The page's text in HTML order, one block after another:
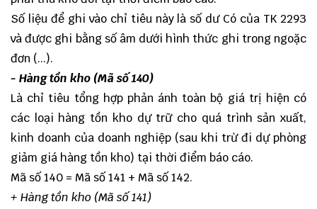
Số liệu để ghi vào chỉ tiêu này là số dư Có của TK 2293
và được ghi bằng số âm dưới hình thức ghi trong ngoặc
đơn (...).
- Hàng tồn kho (Mã số 140)
Là chỉ tiêu tổng hợp phản ánh toàn bộ giá trị hiện có
các loại hàng tồn kho dự trữ cho quá trình sản xuất,
kinh doanh của doanh nghiệp (sau khi trừ đi dự phòng
giảm giá hàng tồn kho) tại thời điểm báo cáo.
Mã số 140 = Mã số 141 + Mã số 142.
+ Hàng tồn kho (Mã số 141)